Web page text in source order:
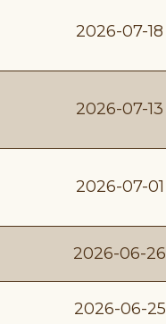
2026-07-18
2026-07-13
2026-07-01
2026-06-26
2026-06-25